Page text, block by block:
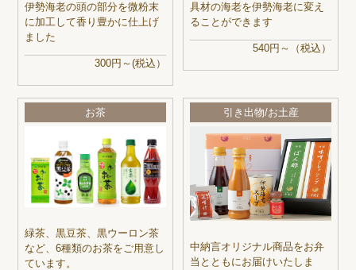
伊勢海老の頭の部分を微粉末
に加工して香り豊かに仕上げ
ました
300円～(税込）
具材の海老を伊勢海老に変え
ることができます
540円～（税込）
お茶
緑茶、黒豆茶、黒ウーロン茶
など、6種類のお茶をご用意し
ています。
引き出物/お土産
中納言オリジナル商品をお弁
当とともにお届けいたしま